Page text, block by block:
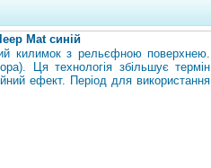
Mat синій
килимок з рельєфною поверхнею.
Ця технологія збільшує термін
ефект. Період для використання